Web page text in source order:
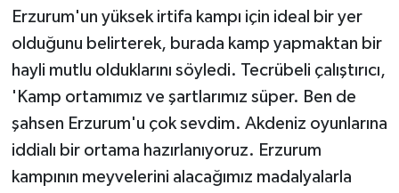
Erzurum'un yüksek irtifa kampı için ideal bir yer
olduğunu belirterek, burada kamp yapmaktan bir
hayli mutlu olduklarını söyledi. Tecrübeli çalıştırıcı,
'Kamp ortamımız ve şartlarımız süper. Ben de
şahsen Erzurum'u çok sevdim. Akdeniz oyunlarına
iddialı bir ortama hazırlanıyoruz. Erzurum
kampının meyvelerini alacağımız madalyalarla